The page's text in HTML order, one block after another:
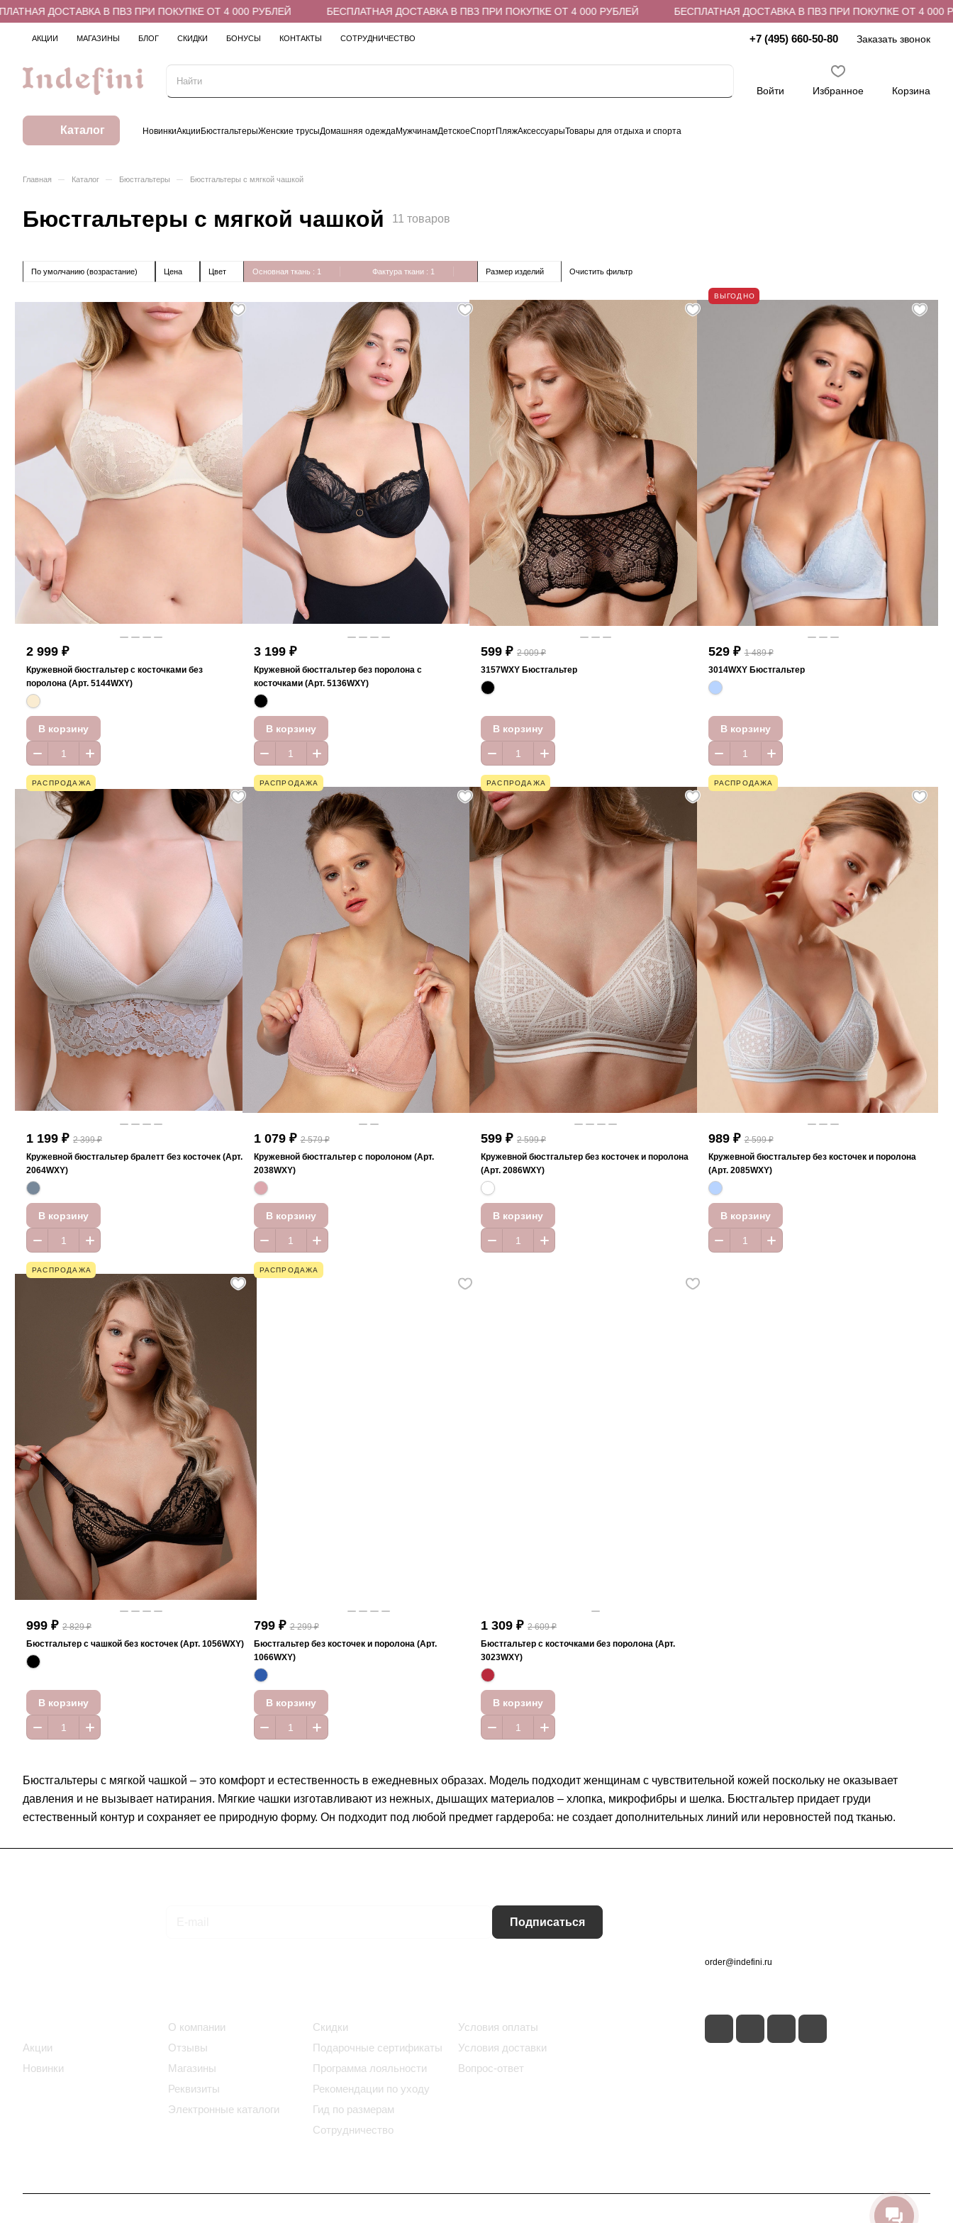
В ПВЗ ПРИ ПОКУПКЕ ОТ 4 000 РУБЛЕЙ БЕСПЛАТНАЯ ДОСТАВКА В ПВЗ ПРИ ПОКУПКЕ ОТ 4 000 РУБЛЕЙ БЕСПЛАТНАЯ ДОСТАВКА В ПВЗ ПРИ ПОКУПКЕ ОТ 4 000 РУБЛЕЙ
АКЦИИ МАГАЗИНЫ БЛОГ СКИДКИ БОНУСЫ КОНТАКТЫ СОТРУДНИЧЕСТВО +7 (495) 660-50-80 Заказать звонок
Войти Избранное Корзина
Каталог НовинкиАкцииБюстгальтерыЖенские трусыДомашняя одеждаМужчинамДетскоеСпортПляжАксессуарыТовары для отдыха и спорта
Главная – Каталог – Бюстгальтеры – Бюстгальтеры с мягкой чашкой
Бюстгальтеры с мягкой чашкой 11 товаров
По умолчанию (возрастание) Цена Цвет Основная ткань : 1 Фактура ткани : 1 Размер изделий Очистить фильтр
2 999 ₽
Кружевной бюстгальтер с косточками без
поролона (Арт. 5144WXY)
В корзину
3 199 ₽
Кружевной бюстгальтер без поролона с
косточками (Арт. 5136WXY)
В корзину
599 ₽ 2 009 ₽
3157WXY Бюстгальтер
В корзину
ВЫГОДНО
529 ₽ 1 489 ₽
3014WXY Бюстгальтер
В корзину
РАСПРОДАЖА
1 199 ₽ 2 399 ₽
Кружевной бюстгальтер бралетт без косточек (Арт.
2064WXY)
В корзину
РАСПРОДАЖА
1 079 ₽ 2 579 ₽
Кружевной бюстгальтер с поролоном (Арт.
2038WXY)
В корзину
РАСПРОДАЖА
599 ₽ 2 599 ₽
Кружевной бюстгальтер без косточек и поролона
(Арт. 2086WXY)
В корзину
РАСПРОДАЖА
989 ₽ 2 599 ₽
Кружевной бюстгальтер без косточек и поролона
(Арт. 2085WXY)
В корзину
РАСПРОДАЖА
999 ₽ 2 829 ₽
Бюстгальтер с чашкой без косточек (Арт. 1056WXY)
В корзину
РАСПРОДАЖА
799 ₽ 2 299 ₽
Бюстгальтер без косточек и поролона (Арт.
1066WXY)
В корзину
1 309 ₽ 2 609 ₽
Бюстгальтер с косточками без поролона (Арт.
3023WXY)
В корзину
Бюстгальтеры с мягкой чашкой – это комфорт и естественность в ежедневных образах. Модель подходит женщинам с чувствительной кожей поскольку не оказывает
давления и не вызывает натирания. Мягкие чашки изготавливают из нежных, дышащих материалов – хлопка, микрофибры и шелка. Бюстгальтер придает груди
естественный контур и сохраняет ее природную форму. Он подходит под любой предмет гардероба: не создает дополнительных линий или неровностей под тканью.
Подписаться
Акции
Новинки
О компании
Отзывы
Магазины
Реквизиты
Электронные каталоги
Скидки
Подарочные сертификаты
Программа лояльности
Рекомендации по уходу
Гид по размерам
Сотрудничество
Условия оплаты
Условия доставки
Вопрос-ответ
order@indefini.ru